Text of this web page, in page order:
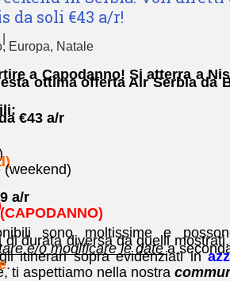
da soli €43 a/r!
, Europa, Natale
a Capodanno! Si atterra a
ottima offerta Air Serbia da
€43 a/r
(weekend)
a/r
sono moltissime e
di durata diversa da quelli
e/o modificare le date a
itinerari sopra evidenziati in
.ti aspettiamo nella nostra